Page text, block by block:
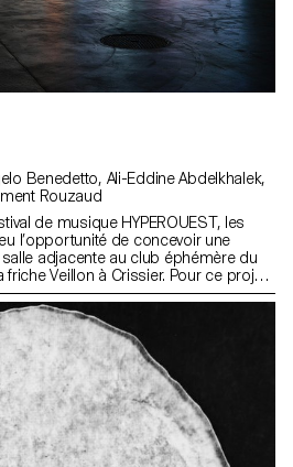
Simonet, Clément Rouzaud
de musique HYPEROUEST, les
l’opportunité de concevoir une
adjacente au club éphémère du
Veillon à Crissier. Pour ce projet,
ont travaillé en groupes,
graphique, Media & Interaction
objectif principal était de donner vie
et créatives autour du
les étudiant·e·s de
Design graphique ont enrichi ce
visuelle de l’exposition. Ces
ont stimulé les échanges et
reliant les différentes propositions
laboratoire » et expérimental du projet.